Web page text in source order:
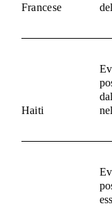
Francese
Haiti